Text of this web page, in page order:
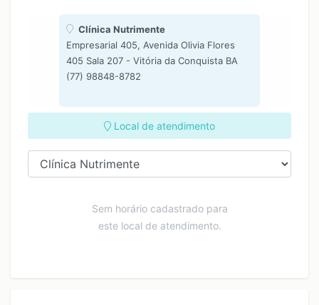
Clínica Nutrimente
Empresarial 405, Avenida Olivia Flores
405 Sala 207 - Vitória da Conquista BA
(77) 98848-8782
Local de atendimento
Sem horário cadastrado para
este local de atendimento.